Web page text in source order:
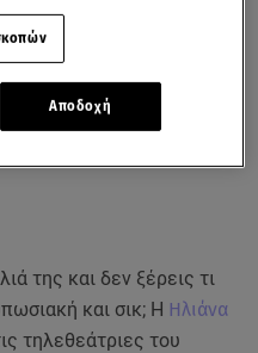
της και δεν ξέρεις τι
και σικ; Η Ηλιάνα
τηλεθεάτριες του
Αποδοχή